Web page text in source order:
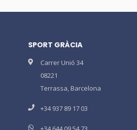
SPORT GRÀCIA
Carrer Unió 34
08221
Terrassa, Barcelona
+34 937 89 17 03